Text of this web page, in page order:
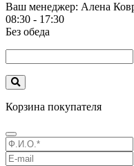
Ваш менеджер: Алена
08:30 - 17:30
Без обеда
Корзина покупателя